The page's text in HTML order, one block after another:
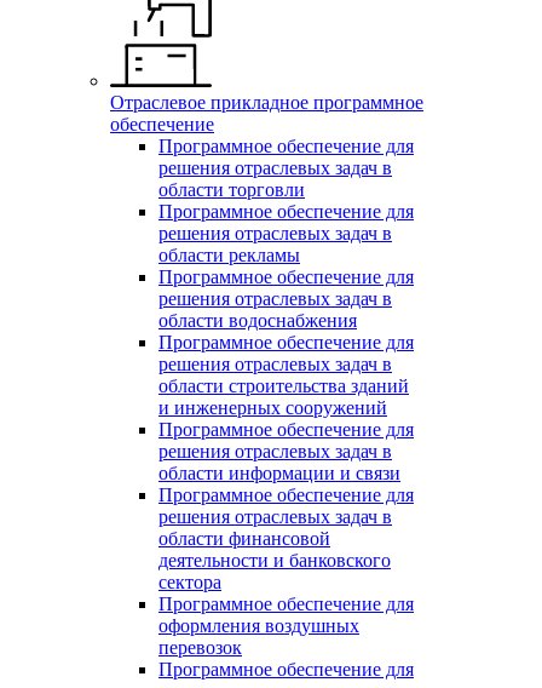
Отраслевое прикладное программное
обеспечение
Программное обеспечение для
решения отраслевых задач в
области торговли
Программное обеспечение для
решения отраслевых задач в
области рекламы
Программное обеспечение для
решения отраслевых задач в
области водоснабжения
Программное обеспечение для
решения отраслевых задач в
области строительства зданий
и инженерных сооружений
Программное обеспечение для
решения отраслевых задач в
области информации и связи
Программное обеспечение для
решения отраслевых задач в
области финансовой
деятельности и банковского
сектора
Программное обеспечение для
оформления воздушных
перевозок
Программное обеспечение для